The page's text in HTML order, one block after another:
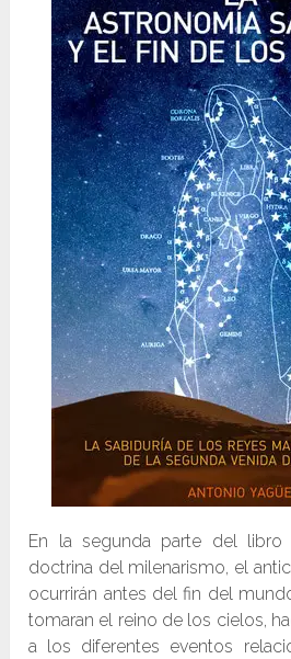
En la segunda parte del libro
doctrina del milenarismo, el
ocurrirán antes del fin del
tomaran el reino de los cielos,
a los diferentes eventos